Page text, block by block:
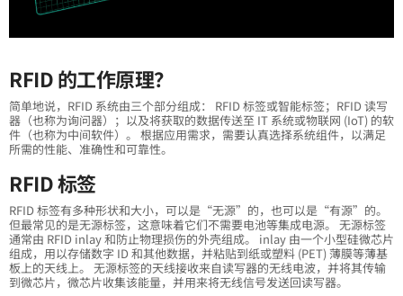
RFID 的工作原理？
简单地说，RFID 系统由三个部分组成： RFID 标签或智能标签；RFID 读写
器（也称为询问器）；以及将获取的数据传送至 IT 系统或物联网 (IoT) 的软
件（也称为中间软件）。 根据应用需求，需要认真选择系统组件，以满足
所需的性能、准确性和可靠性。
RFID 标签
RFID 标签有多种形状和大小，可以是“无源”的，也可以是“有源”的。
但最常见的是无源标签，这意味着它们不需要电池等集成电源。 无源标签
通常由 RFID inlay 和防止物理损伤的外壳组成。 inlay 由一个小型硅微芯片
组成，用以存储数字 ID 和其他数据，并粘贴到纸或塑料 (PET) 薄膜等薄基
板上的天线上。 无源标签的天线接收来自读写器的无线电波，并将其传输
到微芯片，微芯片收集该能量，并用来将无线信号发送回读写器。